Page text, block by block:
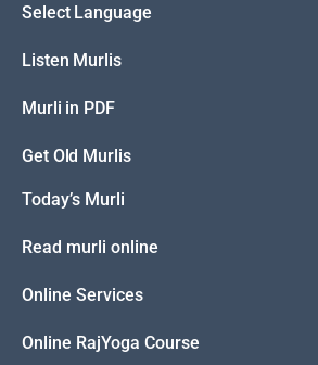
Select Language
Listen Murlis
Murli in PDF
Get Old Murlis
Today’s Murli
Read murli online
Online Services
Online RajYoga Course